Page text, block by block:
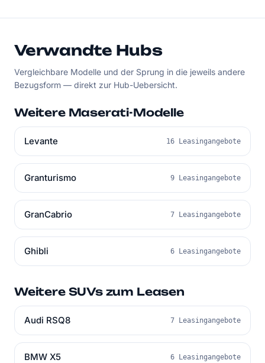
Verwandte Hubs
Vergleichbare Modelle und der Sprung in die jeweils andere
Bezugsform — direkt zur Hub-Uebersicht.
Weitere Maserati-Modelle
Levante 16 Leasingangebote
Granturismo 9 Leasingangebote
GranCabrio 7 Leasingangebote
Ghibli 6 Leasingangebote
Weitere SUVs zum Leasen
Audi RSQ8 7 Leasingangebote
BMW X5 6 Leasingangebote